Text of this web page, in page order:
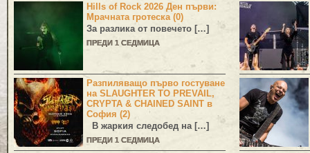
Hills of Rock 2026 Ден първи:
Мрачната гротеска (0)
За разлика от повечето […]
ПРЕДИ 1 СЕДМИЦА
Разпиляващо първо гостуване
на SLAUGHTER TO PREVAIL,
CRYPTA & CHAINED SAINT в
София (2)
В жаркия следобед на […]
ПРЕДИ 1 СЕДМИЦА